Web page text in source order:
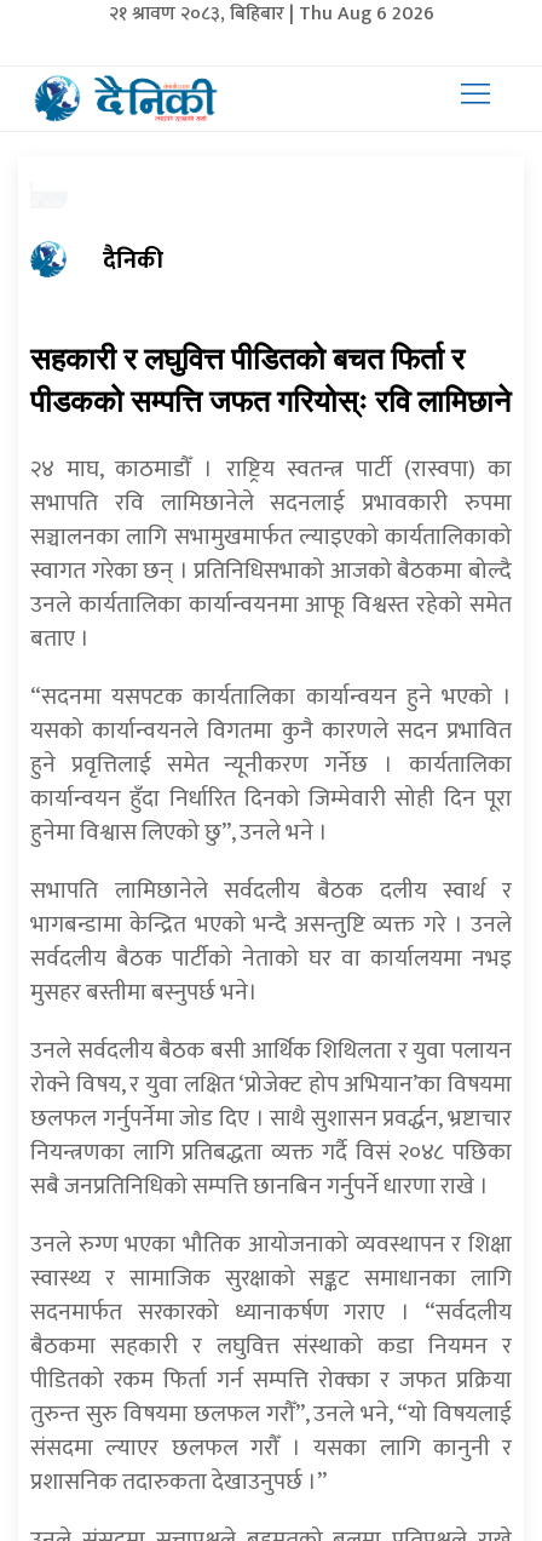
२१ श्रावण २०८३, बिहिबार | Thu Aug 6 2026
दैनिकी
सहकारी र लघुवित्त पीडितको बचत फिर्ता र
पीडकको सम्पत्ति जफत गरियोस्ः रवि लामिछाने
२४ माघ, काठमाडौँ । राष्ट्रिय स्वतन्त्र पार्टी (रास्वपा) का
सभापति रवि लामिछानेले सदनलाई प्रभावकारी रुपमा
सञ्चालनका लागि सभामुखमार्फत ल्याइएको कार्यतालिकाको
स्वागत गरेका छन् । प्रतिनिधिसभाको आजको बैठकमा बोल्दै
उनले कार्यतालिका कार्यान्वयनमा आफू विश्वस्त रहेको समेत
बताए ।
“सदनमा यसपटक कार्यतालिका कार्यान्वयन हुने भएको ।
यसको कार्यान्वयनले विगतमा कुनै कारणले सदन प्रभावित
हुने प्रवृत्तिलाई समेत न्यूनीकरण गर्नेछ । कार्यतालिका
कार्यान्वयन हुँदा निर्धारित दिनको जिम्मेवारी सोही दिन पूरा
हुनेमा विश्वास लिएको छु”, उनले भने ।
सभापति लामिछानेले सर्वदलीय बैठक दलीय स्वार्थ र
भागबन्डामा केन्द्रित भएको भन्दै असन्तुष्टि व्यक्त गरे । उनले
सर्वदलीय बैठक पार्टीको नेताको घर वा कार्यालयमा नभइ
मुसहर बस्तीमा बस्नुपर्छ भने।
उनले सर्वदलीय बैठक बसी आर्थिक शिथिलता र युवा पलायन
रोक्ने विषय, र युवा लक्षित ‘प्रोजेक्ट होप अभियान’का विषयमा
छलफल गर्नुपर्नेमा जोड दिए । साथै सुशासन प्रवर्द्धन, भ्रष्टाचार
नियन्त्रणका लागि प्रतिबद्धता व्यक्त गर्दै विसं २०४८ पछिका
सबै जनप्रतिनिधिको सम्पत्ति छानबिन गर्नुपर्ने धारणा राखे ।
उनले रुग्ण भएका भौतिक आयोजनाको व्यवस्थापन र शिक्षा
स्वास्थ्य र सामाजिक सुरक्षाको सङ्कट समाधानका लागि
सदनमार्फत सरकारको ध्यानाकर्षण गराए । “सर्वदलीय
बैठकमा सहकारी र लघुवित्त संस्थाको कडा नियमन र
पीडितको रकम फिर्ता गर्न सम्पत्ति रोक्का र जफत प्रक्रिया
तुरुन्त सुरु विषयमा छलफल गरौँ”, उनले भने, “यो विषयलाई
संसदमा ल्याएर छलफल गरौँ । यसका लागि कानुनी र
प्रशासनिक तदारुकता देखाउनुपर्छ ।”